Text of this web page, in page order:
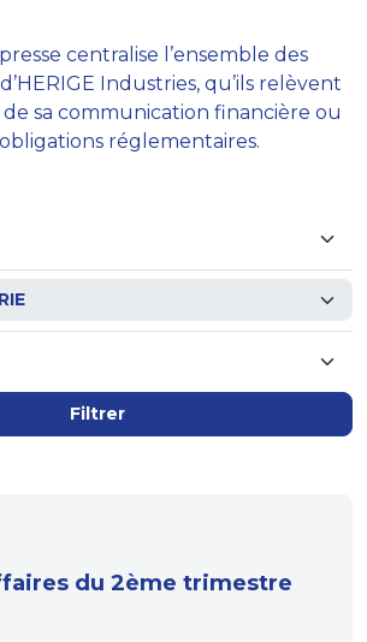
centralise l’ensemble des
Industries, qu’ils relèvent
de sa communication financière ou
réglementaires.
Filtrer
du 2ème trimestre